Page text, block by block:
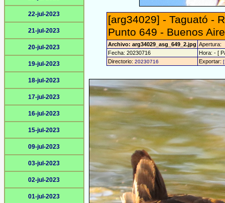
22-jul-2023
21-jul-2023
20-jul-2023
19-jul-2023
18-jul-2023
17-jul-2023
16-jul-2023
15-jul-2023
09-jul-2023
03-jul-2023
02-jul-2023
01-jul-2023
[arg34029] - Taguató -
Punto 649 - Buenos
Archivo: arg34029_asg_649_2.jpg Apertura:
Fecha: 20230716
Hora: - [
Directorio: 20230716 Exportar: